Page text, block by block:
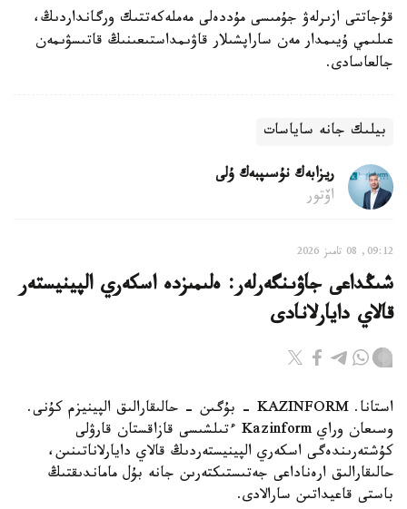
قۇجاتتى ازىرلەۋ جۇمىسى مۇددەلى مەملەكەتتىك ورگانداردىڭ،
عىلىمي ۇيىمدار مەن ساراپشىلار قاۋىمداستىعىنىڭ قاتىسۋىمەن
جالعاسادى.
بيلىك جانە ساياسات
ريزابەك نۇسىپبەك ۇلى
اۆتور
09:12, 08 تامىز 2026
شىڭداعى جاۋىنگەرلەر: ەلىمىزدە اسكەري الپينيستەر
قالاي دايارلانادى
استانا. KAZINFORM - بۇگىن - حالىقارالىق الپينيزم كۇنى.
وسىعان وراي Kazinform ءتىلشىسى قازاقستان قارۋلى
كۇشتەرىندەگى اسكەري الپينيستەردىڭ قالاي دايارلاناتىنىن،
حالىقارالىق ارەناداعى جەتىستىكتەرىن جانە بۇل ماماندىقتىڭ
باستى قاعيداتىن سارالادى.